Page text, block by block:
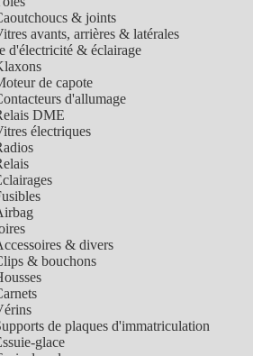
& joints
avants, arrières & latérales
d'électricité & éclairage
de capote
d'allumage
DME
électriques
& divers
& bouchons
de plaques d'immatriculation
glace